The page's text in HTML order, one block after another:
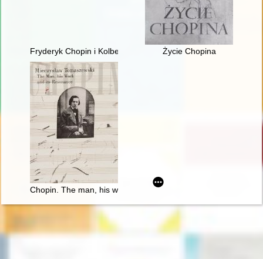
Fryderyk Chopin i Kolbergowie. Wspomnienia i inspiracje
Życie Chopina
Chopin. The man, his work and its resonance